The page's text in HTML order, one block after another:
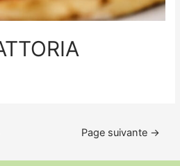
Page suivante →